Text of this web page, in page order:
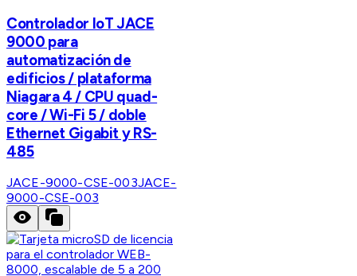
Controlador IoT JACE
9000 para
automatización de
edificios / plataforma
Niagara 4 / CPU quad-
core / Wi-Fi 5 / doble
Ethernet Gigabit y RS-
485
JACE-9000-CSE-003JACE-
9000-CSE-003